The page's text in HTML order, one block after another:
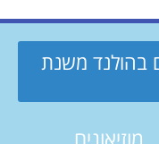
בהולנד משנת
מוזיאונים